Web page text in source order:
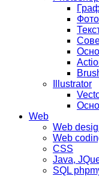
Illustrator
Web
Web
Web
CSS
Java,
SQL